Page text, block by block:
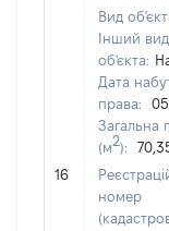
16
Вид
Інший вид
об'єкта:
Дата
права:
Загальна
(м2):
номер